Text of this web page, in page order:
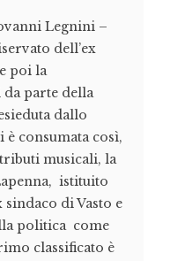
Legnini –
dell’ex
poi la
parte della
dallo
consumata così,
musicali, la
istituito
di Vasto e
politica come
classificato è